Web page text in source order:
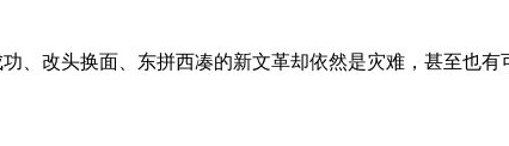
、改头换面、东拼西凑的新文革却依然是灾难，甚至也